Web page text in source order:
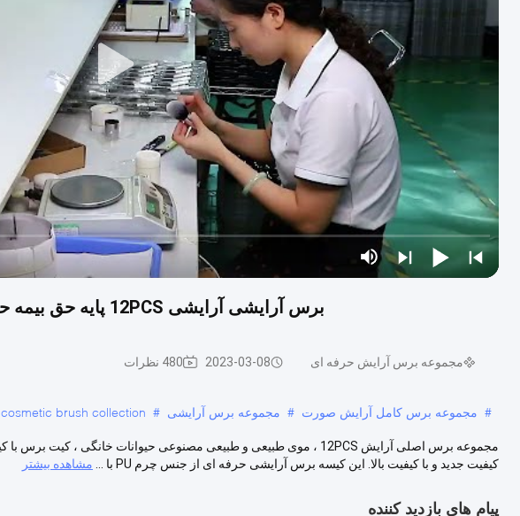
برس آرایشی آرایشی 12PCS پایه حق بیمه حیوانات طبیعی و مو مصنوعی با کیف
مجموعه برس آرایش حرفه ای 2023-03-08 480 نظرات
# مجموعه برس کامل آرایش صورت # مجموعه برس آرایشی #
cosmetic brush collection
کیفیت جدید و با کیفیت بالا. این کیسه برس آرایشی حرفه ای از جنس چرم PU با ...
مشاهده بیشتر
پیام های بازدید کننده